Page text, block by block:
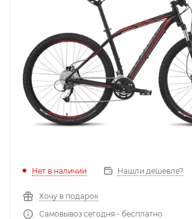
Нет в наличии Нашли дешевле?
Хочу в подарок
Самовывоз сегодня - бесплатно